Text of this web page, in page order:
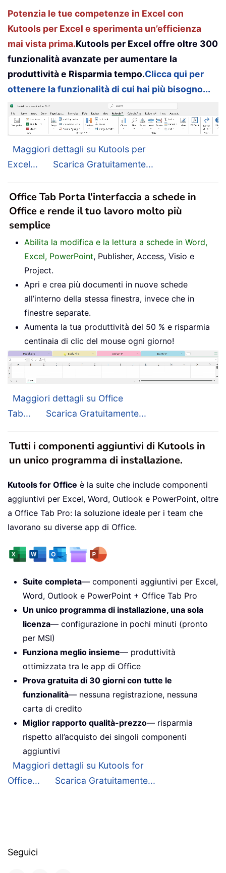
Potenzia le tue competenze in Excel con
Kutools per Excel e sperimenta un’efficienza
mai vista prima.Kutools per Excel offre oltre 300
funzionalità avanzate per aumentare la
produttività e Risparmia tempo.Clicca qui per
ottenere la funzionalità di cui hai più bisogno...
Maggiori dettagli su Kutools per
Excel...
Scarica Gratuitamente...
Office Tab Porta l'interfaccia a schede in
Office e rende il tuo lavoro molto più
semplice
Abilita la modifica e la lettura a schede in Word,
Excel, PowerPoint, Publisher, Access, Visio e
Project.
Apri e crea più documenti in nuove schede
all’interno della stessa finestra, invece che in
finestre separate.
Aumenta la tua produttività del 50 % e risparmia
centinaia di clic del mouse ogni giorno!
Maggiori dettagli su Office
Tab...
Scarica Gratuitamente...
Tutti i componenti aggiuntivi di Kutools in
un unico programma di installazione.
Kutools for Office è la suite che include componenti
aggiuntivi per Excel, Word, Outlook e PowerPoint, oltre
a Office Tab Pro: la soluzione ideale per i team che
lavorano su diverse app di Office.
Suite completa— componenti aggiuntivi per Excel,
Word, Outlook e PowerPoint + Office Tab Pro
Un unico programma di installazione, una sola
licenza— configurazione in pochi minuti (pronto
per MSI)
Funziona meglio insieme— produttività
ottimizzata tra le app di Office
Prova gratuita di 30 giorni con tutte le
funzionalità— nessuna registrazione, nessuna
carta di credito
Miglior rapporto qualità-prezzo— risparmia
rispetto all’acquisto dei singoli componenti
aggiuntivi
Maggiori dettagli su Kutools for
Office...
Scarica Gratuitamente...
Seguici